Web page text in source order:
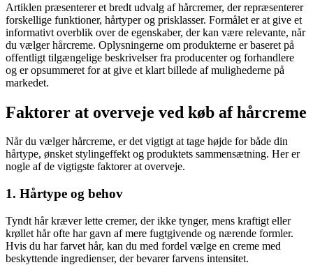
Artiklen præsenterer et bredt udvalg af hårcremer, der repræsenterer
forskellige funktioner, hårtyper og prisklasser. Formålet er at give et
informativt overblik over de egenskaber, der kan være relevante, når
du vælger hårcreme. Oplysningerne om produkterne er baseret på
offentligt tilgængelige beskrivelser fra producenter og forhandlere
og er opsummeret for at give et klart billede af mulighederne på
markedet.
Faktorer at overveje ved køb af hårcreme
Når du vælger hårcreme, er det vigtigt at tage højde for både din
hårtype, ønsket stylingeffekt og produktets sammensætning. Her er
nogle af de vigtigste faktorer at overveje.
1. Hårtype og behov
Tyndt hår kræver lette cremer, der ikke tynger, mens kraftigt eller
krøllet hår ofte har gavn af mere fugtgivende og nærende formler.
Hvis du har farvet hår, kan du med fordel vælge en creme med
beskyttende ingredienser, der bevarer farvens intensitet.